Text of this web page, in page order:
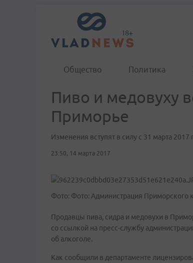
Общество Политика
Пиво и медовуху
Приморье
Изменения вступят в силу с 31 марта 2017
23:50, 14 марта 2017
Фото: Фото: Администрация Приморского
Продавцы пива, сидра и медовухи в
со ссылкой на пресс-службу
об алкоголе.
Как сообщили в департаменте